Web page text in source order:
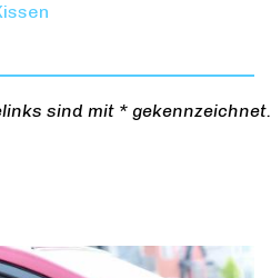
sind mit * gekennzeichnet.